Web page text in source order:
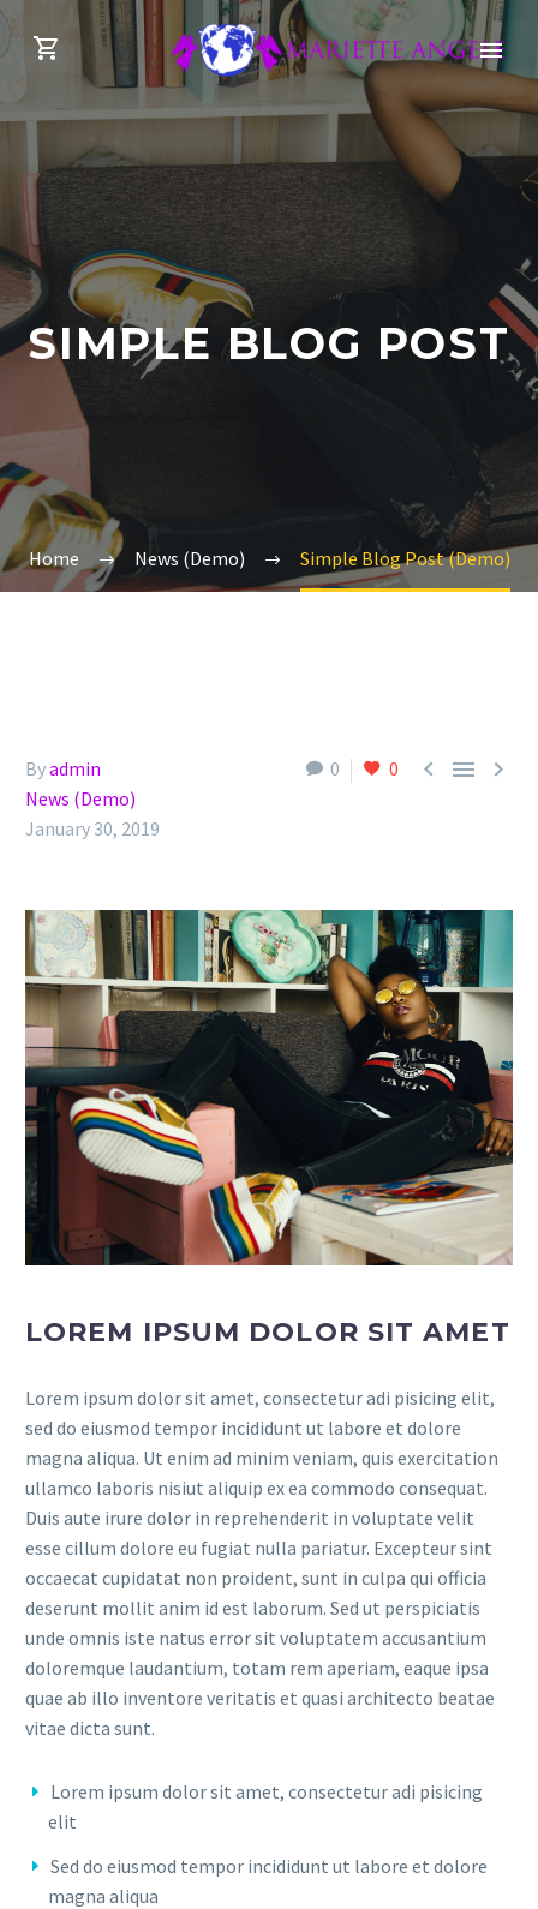
SIMPLE BLOG POST
Home News (Demo) Simple Blog Post (Demo)
0 0   
Byadmin
News (Demo)
January 30, 2019
LOREM IPSUM DOLOR SIT AMET
Lorem ipsum dolor sit amet, consectetur adi pisicing elit,
sed do eiusmod tempor incididunt ut labore et dolore
magna aliqua. Ut enim ad minim veniam, quis exercitation
ullamco laboris nisiut aliquip ex ea commodo consequat.
Duis aute irure dolor in reprehenderit in voluptate velit
esse cillum dolore eu fugiat nulla pariatur. Excepteur sint
occaecat cupidatat non proident, sunt in culpa qui officia
deserunt mollit anim id est laborum. Sed ut perspiciatis
unde omnis iste natus error sit voluptatem accusantium
doloremque laudantium, totam rem aperiam, eaque ipsa
quae ab illo inventore veritatis et quasi architecto beatae
vitae dicta sunt.
Lorem ipsum dolor sit amet, consectetur adi pisicing
elit
Sed do eiusmod tempor incididunt ut labore et dolore
magna aliqua